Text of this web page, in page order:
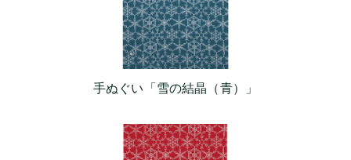
手ぬぐい「雪の結晶（青）」